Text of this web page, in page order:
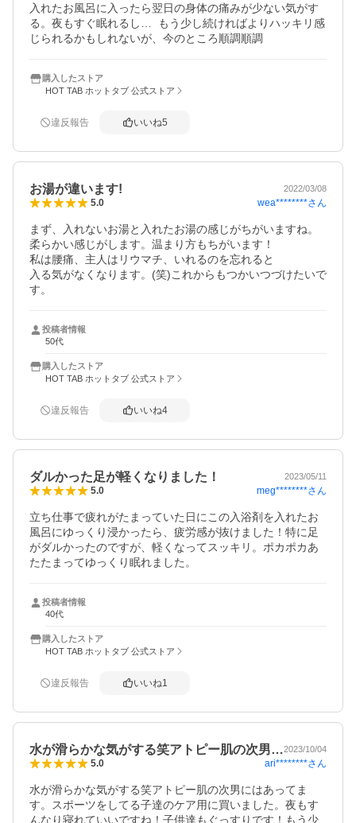
入れたお風呂に入ったら翌日の身体の痛みが少ない気がす
る。夜もすぐ眠れるし…  もう少し続ければよりハッキリ感
じられるかもしれないが、今のところ順調順調
購入したストア
HOT TAB ホットタブ 公式ストア
違反報告 いいね5
お湯が違います! 2022/03/08
5.0 wea********さん
まず、入れないお湯と入れたお湯の感じがちがいますね。
柔らかい感じがします。温まり方もちがいます！
私は腰痛、主人はリウマチ、いれるのを忘れると
入る気がなくなります。(笑)これからもつかいつづけたいで
す。
投稿者情報
50代
購入したストア
HOT TAB ホットタブ 公式ストア
違反報告 いいね4
ダルかった足が軽くなりました！ 2023/05/11
5.0 meg********さん
立ち仕事で疲れがたまっていた日にこの入浴剤を入れたお
風呂にゆっくり浸かったら、疲労感が抜けました！特に足
がダルかったのですが、軽くなってスッキリ。ポカポカあ
たたまってゆっくり眠れました。
投稿者情報
40代
購入したストア
HOT TAB ホットタブ 公式ストア
違反報告 いいね1
水が滑らかな気がする笑アトピー肌の次男…2023/10/04
5.0 ari********さん
水が滑らかな気がする笑アトピー肌の次男にはあってま
す。スポーツをしてる子達のケア用に買いました。夜もす
んなり寝れていいですね！子供達もぐっすりです！もう少